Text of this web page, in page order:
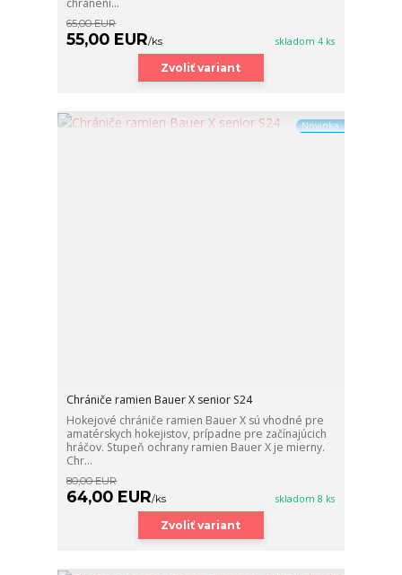
65,00 EUR
55,00 EUR/ks skladom 4 ks
Zvoliť variant
Novinka
Chrániče ramien Bauer X senior S24
Hokejové chrániče ramien Bauer X sú vhodné pre
amatérskych hokejistov, prípadne pre začínajúcich
hráčov. Stupeň ochrany ramien Bauer X je mierny.
Chr...
80,00 EUR
64,00 EUR/ks skladom 8 ks
Zvoliť variant